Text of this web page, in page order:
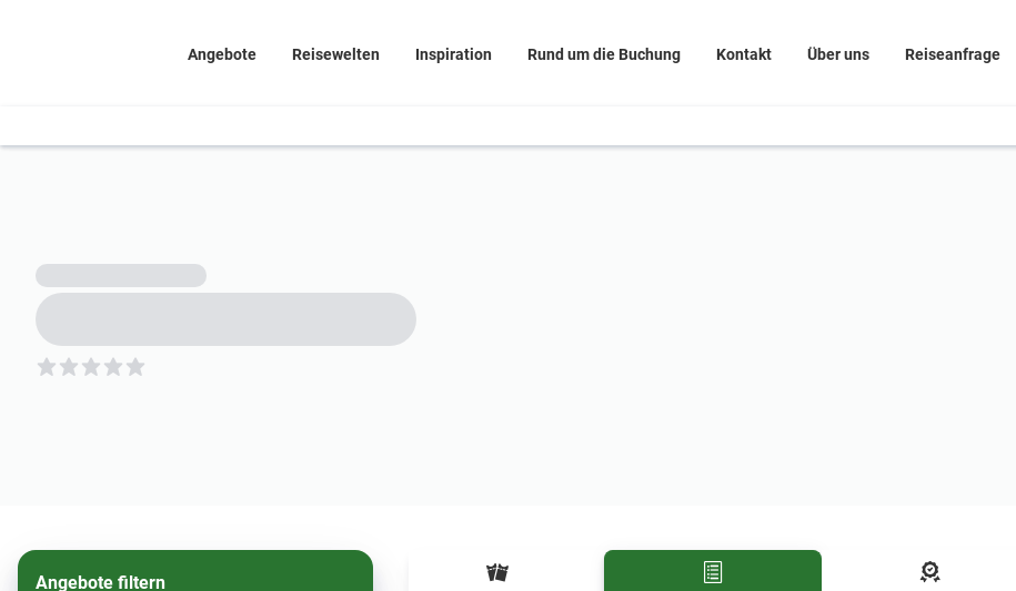
Angebote Reisewelten Inspiration Rund um die Buchung Kontakt Über uns Reiseanfrage
5
Angebote filtern